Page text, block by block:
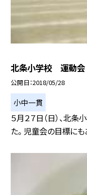
北条小学校 運動会
公開日 2018/05/28
小中一貫
５月２７日（日）、北
た。 児童会の目標にも